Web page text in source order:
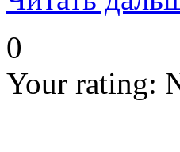
0
Your rating: